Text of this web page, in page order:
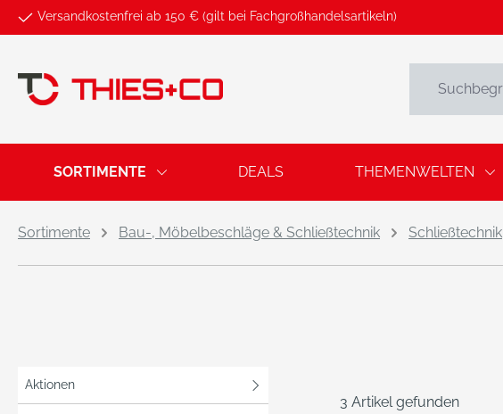
Zur Hauptnavigation springen
Versandkostenfrei ab 150 € (gilt bei Fachgroßhandelsartikeln)
SORTIMENTE DEALS THEMENWELTEN
Sortimente Bau-, Möbelbeschläge & Schließtechnik Schließtechnik
Aktionen
3 Artikel gefunden